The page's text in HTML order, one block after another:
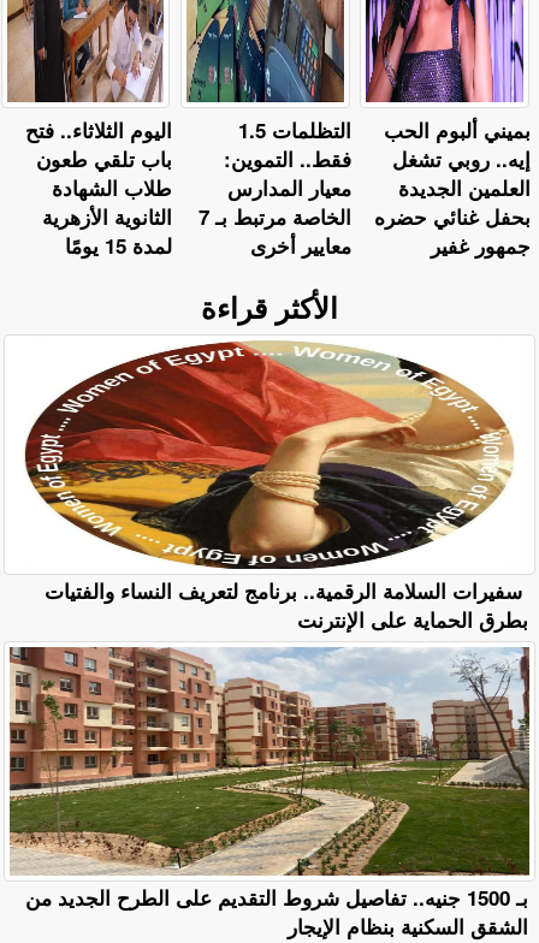
اليوم الثلاثاء.. فتح
باب تلقي طعون
طلاب الشهادة
الثانوية الأزهرية
لمدة 15 يومًا
التظلمات 1.5
فقط.. التموين:
معيار المدارس
الخاصة مرتبط بـ 7
معايير أخرى
بميني ألبوم الحب
إيه.. روبي تشغل
العلمين الجديدة
بحفل غنائي حضره
جمهور غفير
الأكثر قراءة
سفيرات السلامة الرقمية.. برنامج لتعريف النساء والفتيات
بطرق الحماية على الإنترنت
بـ 1500 جنيه.. تفاصيل شروط التقديم على الطرح الجديد من
الشقق السكنية بنظام الإيجار